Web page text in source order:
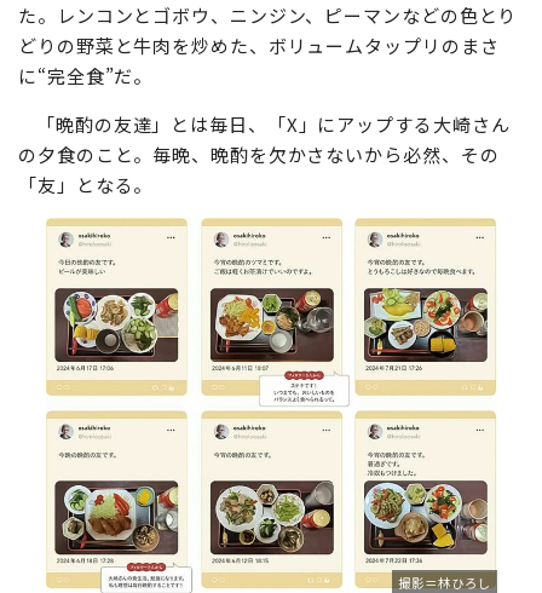
た。レンコンとゴボウ、ニンジン、ピーマンなどの色とり
どりの野菜と牛肉を炒めた、ボリュームタップリのまさ
に“完全食”だ。
「晩酌の友達」とは毎日、「X」にアップする大崎さん
の夕食のこと。毎晩、晩酌を欠かさないから必然、その
「友」となる。
撮影＝林ひろし